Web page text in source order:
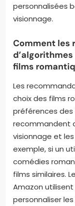
personnalisées
visionnage.
Comment les
films
Les
choix des films
préférences
recommandent
visionnage et
exemple, si un
comédies
films similaires.
Amazon
personnaliser